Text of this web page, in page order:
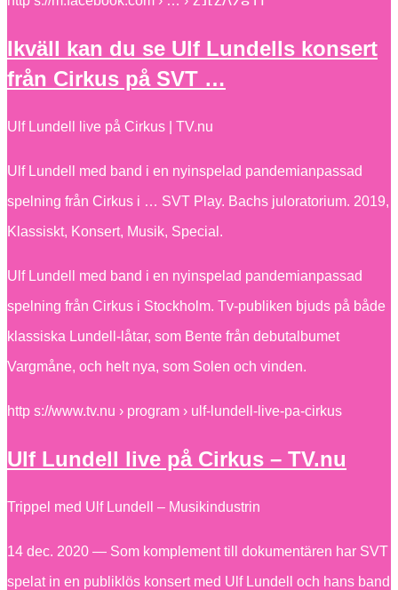
Ikväll kan du se Ulf Lundells konsert
från Cirkus på SVT …
Ulf Lundell live på Cirkus | TV.nu
Ulf Lundell med band i en nyinspelad pandemianpassad
spelning från Cirkus i … SVT Play. Bachs juloratorium. 2019,
Klassiskt, Konsert, Musik, Special.
Ulf Lundell med band i en nyinspelad pandemianpassad
spelning från Cirkus i Stockholm. Tv-publiken bjuds på både
klassiska Lundell-låtar, som Bente från debutalbumet
Vargmåne, och helt nya, som Solen och vinden.
http s://www.tv.nu › program › ulf-lundell-live-pa-cirkus
Ulf Lundell live på Cirkus – TV.nu
Trippel med Ulf Lundell – Musikindustrin
14 dec. 2020 — Som komplement till dokumentären har SVT
spelat in en publiklös konsert med Ulf Lundell och hans band